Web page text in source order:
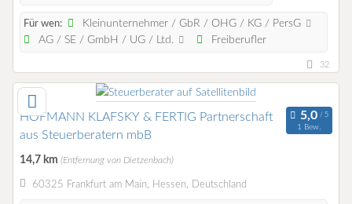
Für wen:
Kleinunternehmer / GbR / OHG / KG / PersG
AG / SE / GmbH / UG / Ltd.
Freiberufler
32
HOFMANN KLAFSKY & FERTIG Partnerschaft
aus Steuerberatern mbB
1 Bew.
14,7 km (Entfernung von Dietzenbach)
60325 Frankfurt am Main, Hessen, Deutschland